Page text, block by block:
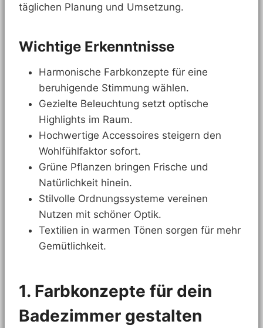
täglichen Planung und Umsetzung.
Wichtige Erkenntnisse
Harmonische Farbkonzepte für eine
beruhigende Stimmung wählen.
Gezielte Beleuchtung setzt optische
Highlights im Raum.
Hochwertige Accessoires steigern den
Wohlfühlfaktor sofort.
Grüne Pflanzen bringen Frische und
Natürlichkeit hinein.
Stilvolle Ordnungssysteme vereinen
Nutzen mit schöner Optik.
Textilien in warmen Tönen sorgen für mehr
Gemütlichkeit.
1. Farbkonzepte für dein
Badezimmer gestalten